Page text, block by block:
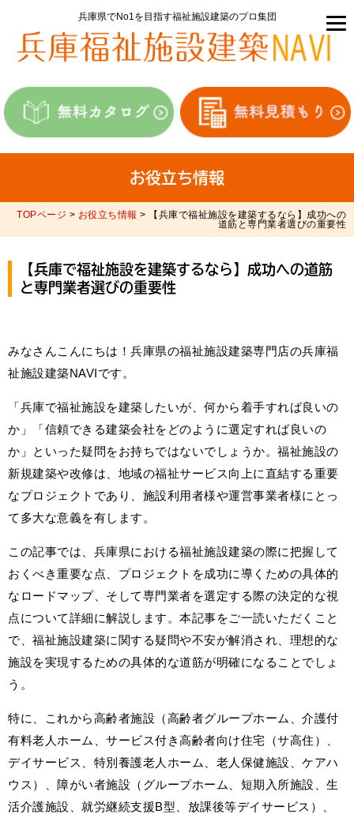
兵庫県でNo1を目指す福祉施設建築のプロ集団
お役立ち情報
TOPページ > お役立ち情報 > 【兵庫で福祉施設を建築するなら】成功への
道筋と専門業者選びの重要性
【兵庫で福祉施設を建築するなら】成功への道筋
と専門業者選びの重要性
みなさんこんにちは！兵庫県の福祉施設建築専門店の兵庫福
祉施設建築NAVIです。
「兵庫で福祉施設を建築したいが、何から着手すれば良いの
か」「信頼できる建築会社をどのように選定すれば良いの
か」といった疑問をお持ちではないでしょうか。福祉施設の
新規建築や改修は、地域の福祉サービス向上に直結する重要
なプロジェクトであり、施設利用者様や運営事業者様にとっ
て多大な意義を有します。
この記事では、兵庫県における福祉施設建築の際に把握して
おくべき重要な点、プロジェクトを成功に導くための具体的
なロードマップ、そして専門業者を選定する際の決定的な視
点について詳細に解説します。本記事をご一読いただくこと
で、福祉施設建築に関する疑問や不安が解消され、理想的な
施設を実現するための具体的な道筋が明確になることでしょ
う。
特に、これから高齢者施設（高齢者グループホーム、介護付
有料老人ホーム、サービス付き高齢者向け住宅（サ高住）、
デイサービス、特別養護老人ホーム、老人保健施設、ケアハ
ウス）、障がい者施設（グループホーム、短期入所施設、生
活介護施設、就労継続支援B型、放課後等デイサービス）、